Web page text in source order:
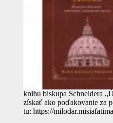
knihu biskupa Schneidera
získať ako poďakovanie za
tu: https://